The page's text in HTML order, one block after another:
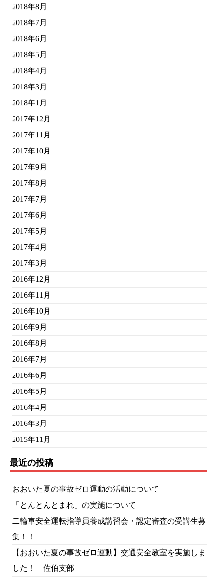
2018年8月
2018年7月
2018年6月
2018年5月
2018年4月
2018年3月
2018年1月
2017年12月
2017年11月
2017年10月
2017年9月
2017年8月
2017年7月
2017年6月
2017年5月
2017年4月
2017年3月
2016年12月
2016年11月
2016年10月
2016年9月
2016年8月
2016年7月
2016年6月
2016年5月
2016年4月
2016年3月
2015年11月
最近の投稿
おおいた夏の事故ゼロ運動の活動について
「とんとんとまれ」の実施について
二輪車安全運転指導員養成講習会・認定審査の受講生募
集！！
【おおいた夏の事故ゼロ運動】交通安全教室を実施しま
した！ 佐伯支部